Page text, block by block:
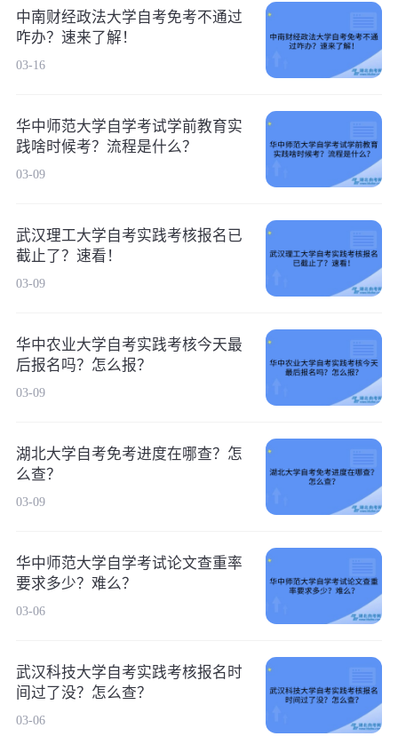
中南财经政法大学自考免考不通过
咋办？速来了解！
03-16
华中师范大学自学考试学前教育实
践啥时候考？流程是什么？
03-09
武汉理工大学自考实践考核报名已
截止了？速看！
03-09
华中农业大学自考实践考核今天最
后报名吗？怎么报？
03-09
湖北大学自考免考进度在哪查？怎
么查？
03-09
华中师范大学自学考试论文查重率
要求多少？难么？
03-06
武汉科技大学自考实践考核报名时
间过了没？怎么查？
03-06